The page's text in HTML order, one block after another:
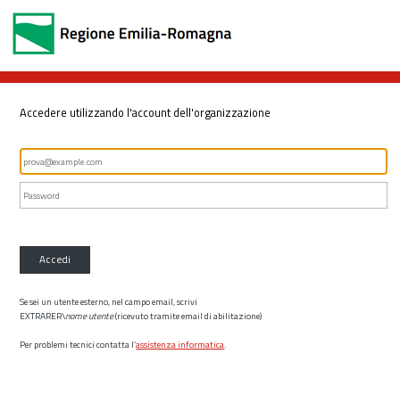
Accedere utilizzando l'account dell'organizzazione
Accedi
Se sei un utente esterno, nel campo email, scrivi
EXTRARER\nome utente(ricevuto tramite email di abilitazione)
Per problemi tecnici contatta l’assistenza informatica.